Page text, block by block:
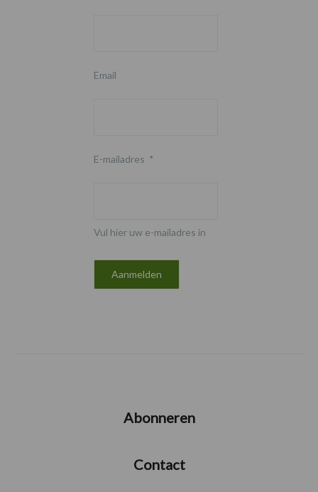
Email
E-mailadres *
Vul hier uw e-mailadres in
Abonneren
Contact